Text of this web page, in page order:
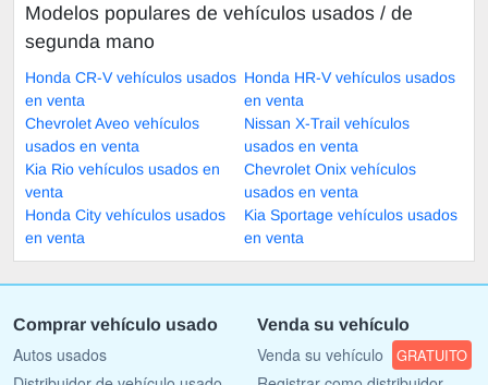
Modelos populares de vehículos usados ​​/ de
segunda mano
Honda CR-V vehículos usados
en venta
Honda HR-V vehículos usados
en venta
Chevrolet Aveo vehículos
usados en venta
Nissan X-Trail vehículos
usados en venta
Kia Rio vehículos usados en
venta
Chevrolet Onix vehículos
usados en venta
Honda City vehículos usados
en venta
Kia Sportage vehículos usados
en venta
Comprar vehículo usado
Autos usados
Venda su vehículo
Venda su vehículo GRATUITO